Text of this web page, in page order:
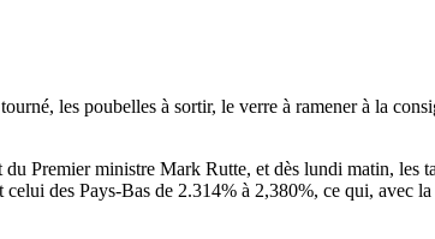
les poubelles à sortir, le verre à ramener à la
Premier ministre Mark Rutte, et dès lundi matin, les
des Pays-Bas de 2.314% à 2,380%, ce qui, avec